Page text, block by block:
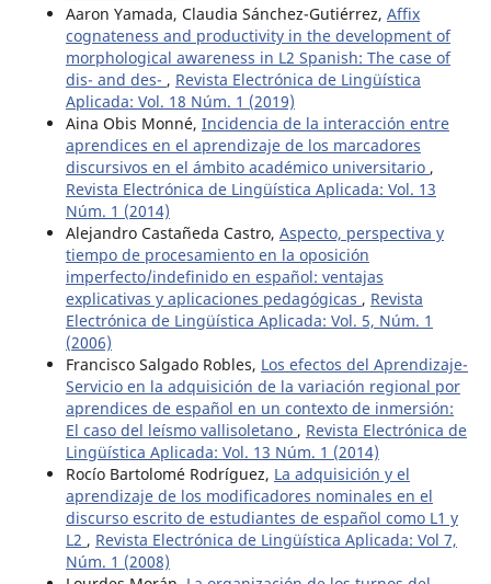
Aaron Yamada, Claudia Sánchez-Gutiérrez, Affix
cognateness and productivity in the development of
morphological awareness in L2 Spanish: The case of
dis- and des- , Revista Electrónica de Lingüística
Aplicada: Vol. 18 Núm. 1 (2019)
Aina Obis Monné, Incidencia de la interacción entre
aprendices en el aprendizaje de los marcadores
discursivos en el ámbito académico universitario ,
Revista Electrónica de Lingüística Aplicada: Vol. 13
Núm. 1 (2014)
Alejandro Castañeda Castro, Aspecto, perspectiva y
tiempo de procesamiento en la oposición
imperfecto/indefinido en español: ventajas
explicativas y aplicaciones pedagógicas , Revista
Electrónica de Lingüística Aplicada: Vol. 5, Núm. 1
(2006)
Francisco Salgado Robles, Los efectos del Aprendizaje-
Servicio en la adquisición de la variación regional por
aprendices de español en un contexto de inmersión:
El caso del leísmo vallisoletano , Revista Electrónica de
Lingüística Aplicada: Vol. 13 Núm. 1 (2014)
Rocío Bartolomé Rodríguez, La adquisición y el
aprendizaje de los modificadores nominales en el
discurso escrito de estudiantes de español como L1 y
L2 , Revista Electrónica de Lingüística Aplicada: Vol 7,
Núm. 1 (2008)